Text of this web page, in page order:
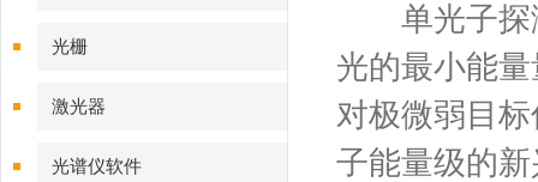
光栅
激光器
光谱仪软件
单光子探测
光的最小能
对极微弱目
子能量级的